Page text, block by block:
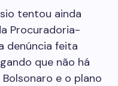
tentou ainda
Procuradoria-
denúncia feita
que não há
e o plano